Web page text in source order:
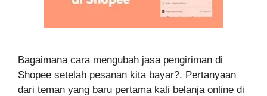
Bagaimana cara mengubah jasa pengiriman di
Shopee setelah pesanan kita bayar?. Pertanyaan
dari teman yang baru pertama kali belanja online di